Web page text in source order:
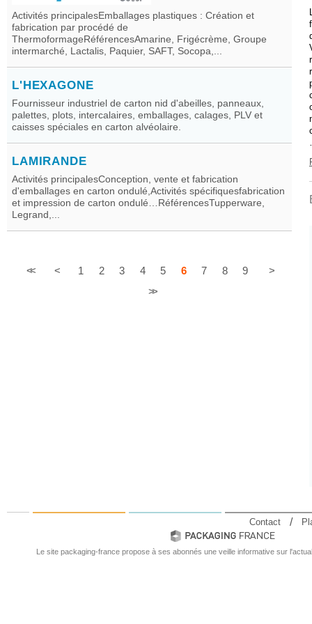
Activités principalesEmballages plastiques : Création et
fabrication par procédé de
ThermoformageRéférencesAmarine, Frigécrème, Groupe
intermarché, Lactalis, Paquier, SAFT, Socopa,...
L'HEXAGONE
Fournisseur industriel de carton nid d'abeilles, panneaux,
palettes, plots, intercalaires, emballages, calages, PLV et
caisses spéciales en carton alvéolaire.
LAMIRANDE
Activités principalesConception, vente et fabrication
d'emballages en carton ondulé,Activités spécifiquesfabrication
et impression de carton ondulé…RéférencesTupperware,
Legrand,...
<< < 1 2 3 4 5 6 7 8 9
>
>>
Le site packaging-france propose à ses abonnés une veille informative sur
Contact